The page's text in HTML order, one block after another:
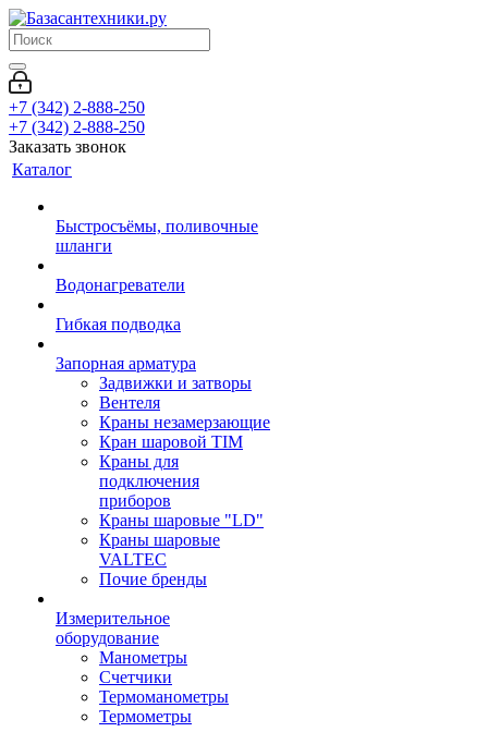
+7 (342) 2-888-250
+7 (342) 2-888-250
Заказать звонок
Каталог
Быстросъёмы, поливочные
шланги
Водонагреватели
Гибкая подводка
Запорная арматура
Задвижки и затворы
Вентеля
Краны незамерзающие
Кран шаровой TIM
Краны для
подключения
приборов
Краны шаровые "LD"
Краны шаровые
VALTEC
Почие бренды
Измерительное
оборудование
Манометры
Счетчики
Термоманометры
Термометры